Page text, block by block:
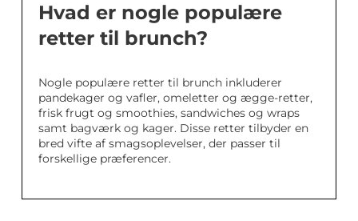
Hvad er nogle populære
retter til brunch?
Nogle populære retter til brunch inkluderer
pandekager og vafler, omeletter og ægge-retter,
frisk frugt og smoothies, sandwiches og wraps
samt bagværk og kager. Disse retter tilbyder en
bred vifte af smagsoplevelser, der passer til
forskellige præferencer.